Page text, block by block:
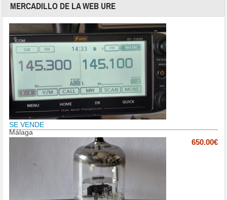
MERCADILLO DE LA WEB URE
SE VENDE
Málaga
650.00€